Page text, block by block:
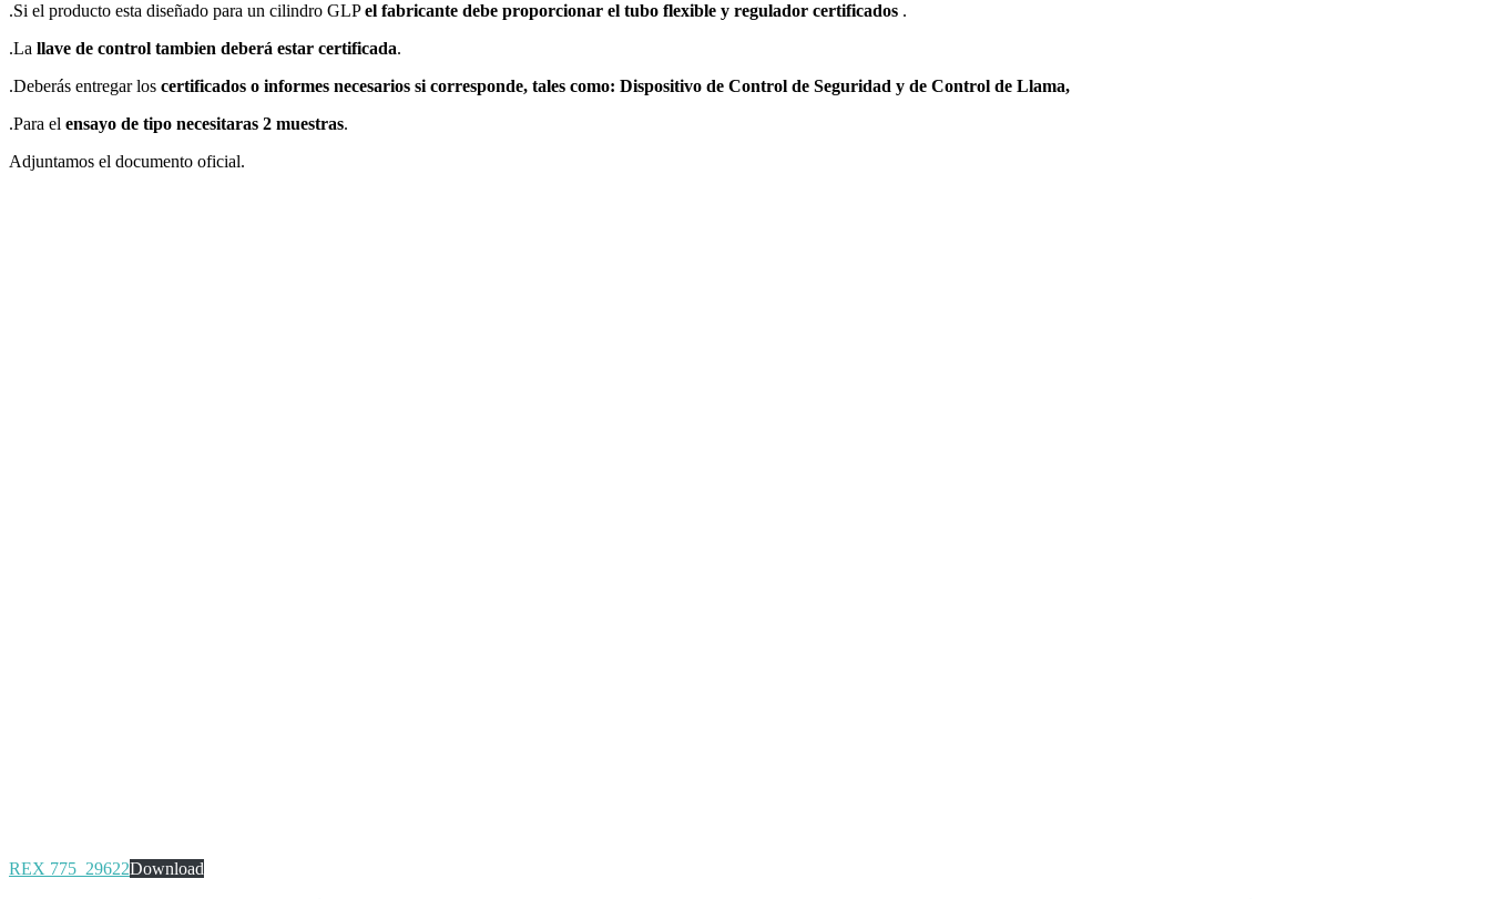
.Si el producto esta diseñado para un cilindro GLPel fabricante debe proporcionar el tubo flexible y regulador certificados .
.La llave de control tambien deberá estar certificada.
.Deberás entregar los certificados o informes necesarios si corresponde, tales como: Dispositivo de Control de Seguridad y de Control de Llama,
.Para el ensayo de tipo necesitaras 2 muestras.
Adjuntamos el documento oficial.
REX 775_29622Download